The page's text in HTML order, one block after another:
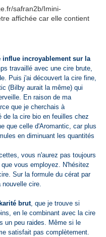
influe incroyablement sur la
travaillé avec une cire brute,
Puis j'ai découvert la cire fine,
(Bilby aurait la même) qui
En raison de ma
que je cherchais à
de la cire bio en feuilles chez
que celle d'Aromantic, car plus
en diminuant les quantités
vous n'aurez pas toujours
vous employez. N'hésitez
Sur la formule du cérat par
nouvelle cire.
brut, que je trouve si
en le combinant avec la cire
un peu raides. Même si le
satisfait pas complètement.